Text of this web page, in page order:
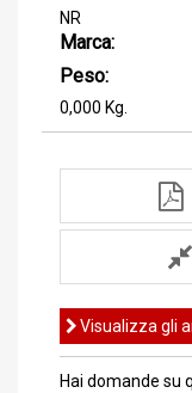
NR
Marca:
Peso:
0,000 Kg.
Visualizza gli
Hai domande su